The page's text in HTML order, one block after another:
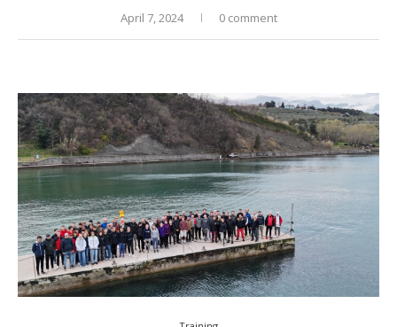
April 7, 2024 0 comment